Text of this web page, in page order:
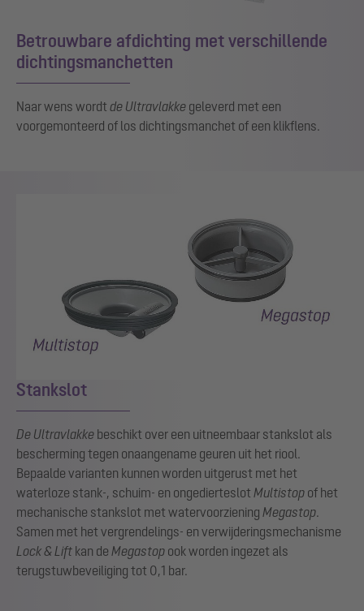
Betrouwbare afdichting met verschillende
dichtingsmanchetten
Naar wens wordt de Ultravlakke geleverd met een
voorgemonteerd of los dichtingsmanchet of een klikflens.
Stankslot
De Ultravlakke beschikt over een uitneembaar stankslot als
bescherming tegen onaangename geuren uit het riool.
Bepaalde varianten kunnen worden uitgerust met het
waterloze stank-, schuim- en ongedierteslot Multistop of het
mechanische stankslot met watervoorziening Megastop.
Samen met het vergrendelings- en verwijderingsmechanisme
Lock & Lift kan de Megastop ook worden ingezet als
terugstuwbeveiliging tot 0,1 bar.